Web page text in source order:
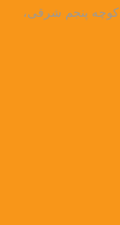
جوشن، کوچه پنجم شرقی،